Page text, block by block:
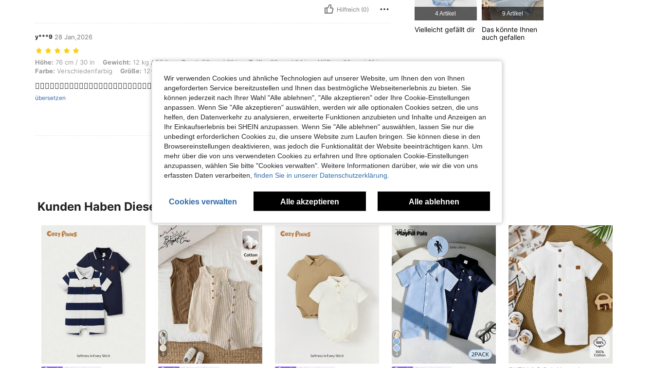
Hilfreich (0)
y***9 28 Jan,2026
Höhe: 76 cm / 30 in, Gewicht: 12 kg / 26 lbs, Brust: 53 cm / 21 in, Taille: 60 cm / 24 in, Hüften: 80 cm / 31 in, Farbe: Verschiedenfarbig, Größe: 12-18M
Höhe: 76 cm / 30 in Gewicht: 12 kg / 26 lbs Brust:53 cm / 21 in Taille:60 cm / 24 in Hüften:80 cm / 31 in
Farbe: Verschiedenfarbig Größe: 12-18M
👍🏽👍🏽👍🏽👍🏽👍🏽👍🏽👍🏽👍🏽👍🏽👍🏽👍🏽👍🏽👍🏽
übersetzen
Hilfreich (0)
Mehr Bewertungen Ansehen
4 Artikel
Vielleicht gefällt dir
9 Artikel
Das könnte Ihnen
auch gefallen
Kunden Haben Diese Artikel Auch Angeschaut
5 4
Wir verwenden Cookies und ähnliche Technologien auf unserer Website, um Ihnen den von Ihnen
angeforderten Service bereitzustellen und Ihnen das bestmögliche Webseitenerlebnis zu bieten. Sie
können jederzeit nach Ihrer Wahl "Alle ablehnen", "Alle akzeptieren" oder Ihre Cookie-Einstellungen
anpassen. Wenn Sie "Alle akzeptieren" auswählen, werden wir alle optionalen Cookies setzen, die uns
helfen, den Datenverkehr zu analysieren, erweiterte Funktionen anzubieten und Inhalte und Anzeigen an
Ihr Einkaufserlebnis bei SHEIN anzupassen. Wenn Sie "Alle ablehnen" auswählen, lassen Sie nur die
unbedingt erforderlichen Cookies zu, die unsere Website zum Laufen bringen. Sie können diese in den
Browsereinstellungen deaktivieren, was jedoch die Funktionalität der Website beeinträchtigen kann. Um
mehr über die von uns verwendeten Cookies zu erfahren und Ihre optionalen Cookie-Einstellungen
anzupassen, wählen Sie bitte "Cookies verwalten". Weitere Informationen darüber, wie wir die von uns
erfassten Daten verarbeiten, finden Sie in unserer Datenschutzerklärung.
Cookies verwalten Alle akzeptieren Alle ablehnen